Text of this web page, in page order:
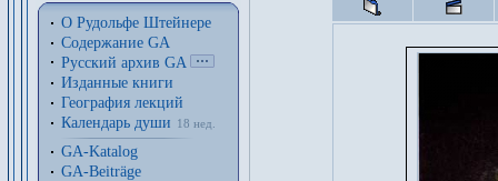
О Рудольфе Штейнере
Содержание GA
Русский архив GA
Изданные книги
География лекций
Календарь души
18 нед.
GA-Katalog
GA-Beiträge